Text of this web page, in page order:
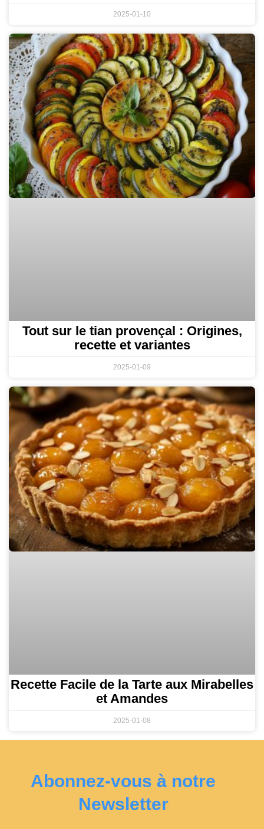
2025-01-10
Tout sur le tian provençal : Origines,
recette et variantes
2025-01-09
Recette Facile de la Tarte aux Mirabelles
et Amandes
2025-01-08
Abonnez-vous à notre
Newsletter